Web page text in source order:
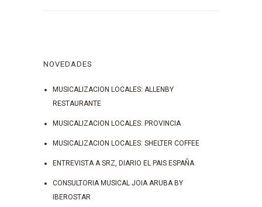
NOVEDADES
MUSICALIZACION LOCALES: ALLENBY
RESTAURANTE
MUSICALIZACION LOCALES: PROVINCIA
MUSICALIZACION LOCALES: SHELTER COFFEE
ENTREVISTA A SRZ, DIARIO EL PAIS ESPAÑA
CONSULTORIA MUSICAL JOIA ARUBA BY
IBEROSTAR